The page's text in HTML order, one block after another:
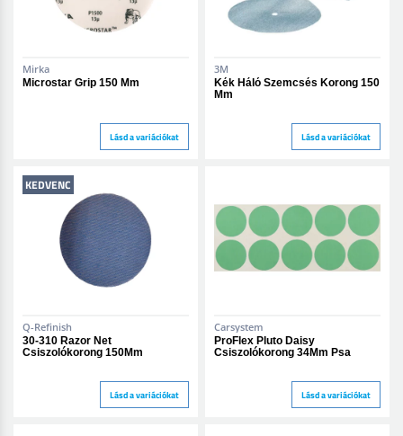
Mirka
Microstar Grip 150 Mm
Lásd a variációkat
3M
Kék Háló Szemcsés Korong 150
Mm
Lásd a variációkat
KEDVENC
Q-Refinish
30-310 Razor Net
Csiszolókorong 150Mm
Lásd a variációkat
Carsystem
ProFlex Pluto Daisy
Csiszolókorong 34Mm Psa
Lásd a variációkat